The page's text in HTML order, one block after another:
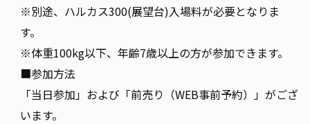
※別途、ハルカス300(展望台)入場料が必要となりま
す。
※体重100kg以下、年齢7歳以上の方が参加できます。
■参加方法
「当日参加」および「前売り（WEB事前予約）」がござ
います。